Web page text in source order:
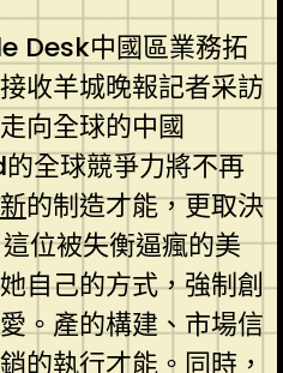
Desk中國區業務拓
收羊城晚報記者采訪
向全球的中國
全球競爭力將不再
的制造才能，更取決
位被失衡逼瘋的美
自己的方式，強制創
。產的構建、市場信
的執行才能。同時，